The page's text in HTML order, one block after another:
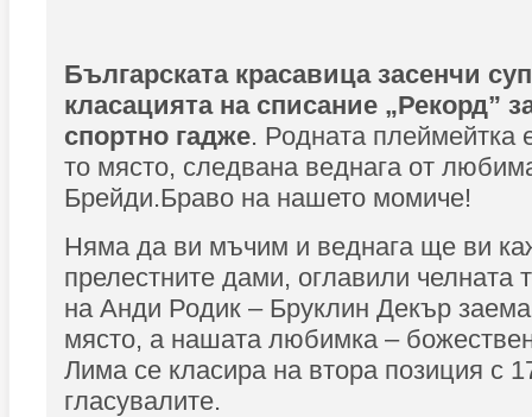
Българската красавица засенчи
класацията на списание „Рекорд”
спортно гадже. Родната плеймейтка
то място, следвана веднага от
Брейди.Браво на нашето момиче!
Няма да ви мъчим и веднага ще ви
прелестните дами, оглавили челната
на Анди Родик – Бруклин Декър заема
място, а нашата любимка –
Лима се класира на втора позиция с
гласувалите.